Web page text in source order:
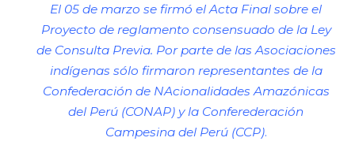
El 05 de marzo se firmó el Acta Final sobre el
Proyecto de reglamento consensuado de la Ley
de Consulta Previa. Por parte de las Asociaciones
indígenas sólo firmaron representantes de la
Confederación de NAcionalidades Amazónicas
del Perú (CONAP) y la Conferederación
Campesina del Perú (CCP).